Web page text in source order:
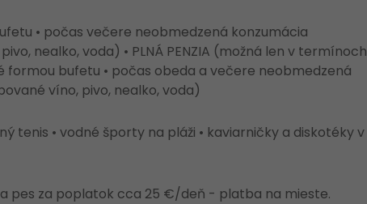
• počas večere neobmedzená konzumácia
nealko, voda) • PLNÁ PENZIA (možná len v termínoch
formou bufetu • počas obeda a večere neobmedzená
víno, pivo, nealko, voda)
tenis • vodné športy na pláži • kaviarničky a diskotéky v
a pes za poplatok cca 25 €/deň - platba na mieste.